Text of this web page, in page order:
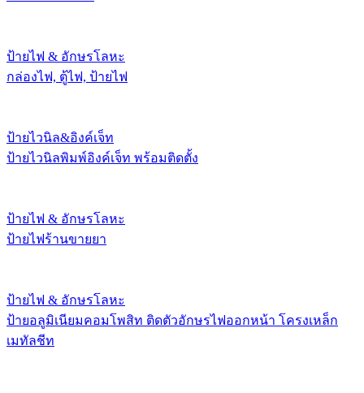
ป้ายไฟ & อักษรโลหะ
กล่องไฟ, ตู้ไฟ, ป้ายไฟ
ป้ายไวนิล&อิงค์เจ็ท
ป้ายไวนิลพิมพ์อิงค์เจ็ท พร้อมติดตั้ง
ป้ายไฟ & อักษรโลหะ
ป้ายไฟร้านขายยา
ป้ายไฟ & อักษรโลหะ
ป้ายอลูมิเนียมคอมโพสิท ติดตัวอักษรไฟออกหน้า โครงเหล็ก
เมทัลชีท